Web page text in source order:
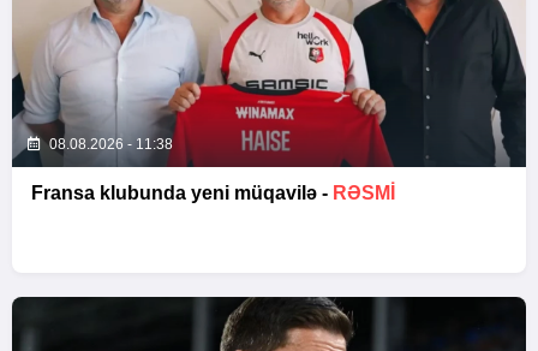
08.08.2026 - 11:38
Fransa klubunda yeni müqavilə - RƏSMİ